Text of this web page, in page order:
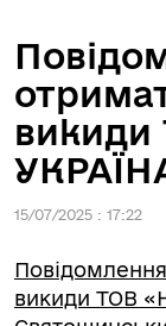
15/07/2025 : 17:22
викиди ТОВ